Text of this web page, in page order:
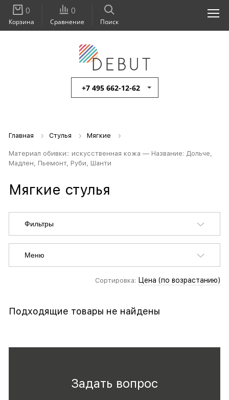
+7 495 662-12-62
Поиск
0
Сравнение
0
Корзина
Главная Стулья Мягкие
Материал обивки:: искусственная кожа — Название: Дольче,
Мадлен, Пьемонт, Руби, Шанти
Мягкие стулья
Фильтры
Меню
Сортировка: Цена (по возрастанию)
Подходящие товары не найдены
Задать вопрос